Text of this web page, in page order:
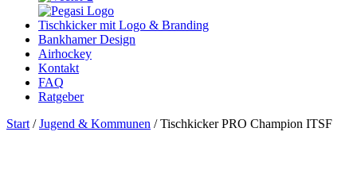
Tischkicker mit Logo & Branding
Bankhamer Design
Airhockey
Kontakt
FAQ
Ratgeber
Start /Jugend & Kommunen / Tischkicker PRO Champion ITSF